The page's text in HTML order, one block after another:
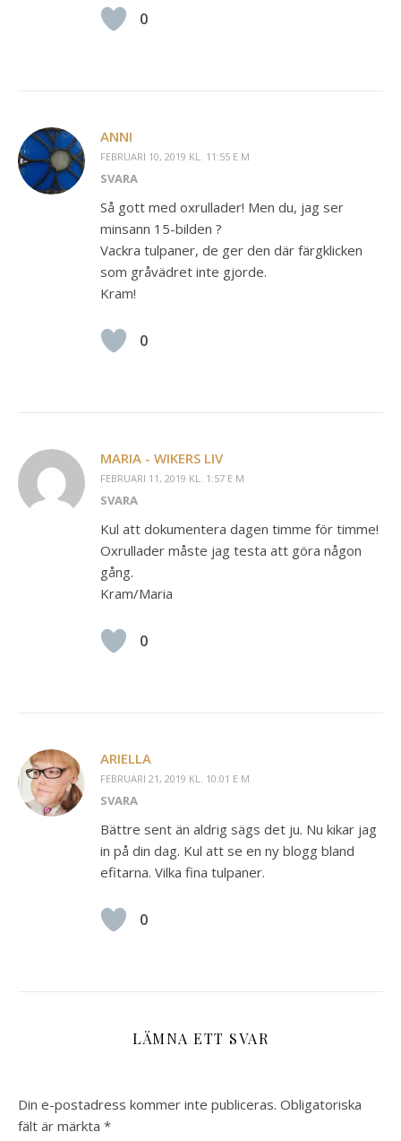
0
ANNI
FEBRUARI 10, 2019 KL. 11:55 E M
SVARA
Så gott med oxrullader! Men du, jag ser
minsann 15-bilden ?
Vackra tulpaner, de ger den där färgklicken
som gråvädret inte gjorde.
Kram!
0
MARIA - WIKERS LIV
FEBRUARI 11, 2019 KL. 1:57 E M
SVARA
Kul att dokumentera dagen timme för timme!
Oxrullader måste jag testa att göra någon
gång.
Kram/Maria
0
ARIELLA
FEBRUARI 21, 2019 KL. 10:01 E M
SVARA
Bättre sent än aldrig sägs det ju. Nu kikar jag
in på din dag. Kul att se en ny blogg bland
efitarna. Vilka fina tulpaner.
0
LÄMNA ETT SVAR
Din e-postadress kommer inte publiceras. Obligatoriska
fält är märkta *